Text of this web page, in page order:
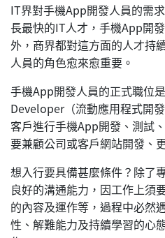
IT界對手機App開發人員的需
長最快的IT人才，手機App開
外，商界都對這方面的人才持
人員的角色愈來愈重要。
手機App開發人員的正式職位
Developer（流動應用程式開
客戶進行手機App開發、測試
要兼顧公司或客戶網站開發、
想入行要具備甚麼條件？除了
良好的溝通能力，因工作上須
的內容及運作等，過程中必然
性、解難能力及持續學習的心